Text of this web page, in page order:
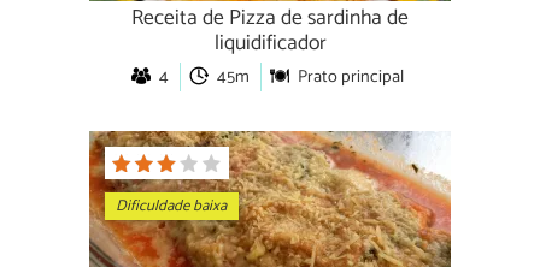
Receita de Pizza de sardinha de
liquidificador
4 45m Prato principal
Dificuldade baixa